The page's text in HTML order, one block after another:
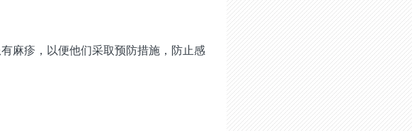
麻疹，以便他们采取预防措施，防止感